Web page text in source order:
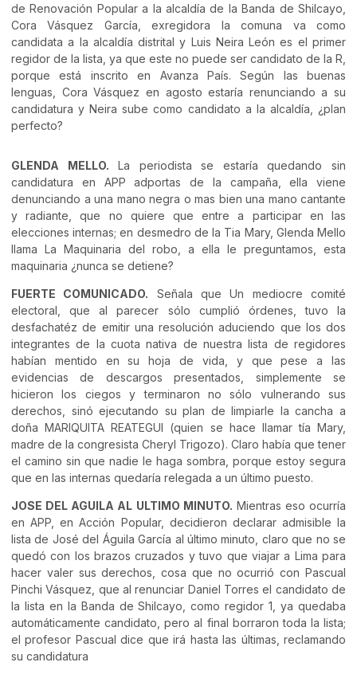
de Renovación Popular a la alcaldía de la Banda de Shilcayo,
Cora Vásquez García, exregidora la comuna va como
candidata a la alcaldía distrital y Luis Neira León es el primer
regidor de la lista, ya que este no puede ser candidato de la R,
porque está inscrito en Avanza País. Según las buenas
lenguas, Cora Vásquez en agosto estaría renunciando a su
candidatura y Neira sube como candidato a la alcaldía, ¿plan
perfecto?
GLENDA MELLO. La periodista se estaría quedando sin
candidatura en APP adportas de la campaña, ella viene
denunciando a una mano negra o mas bien una mano cantante
y radiante, que no quiere que entre a participar en las
elecciones internas; en desmedro de la Tia Mary, Glenda Mello
llama La Maquinaria del robo, a ella le preguntamos, esta
maquinaria ¿nunca se detiene?
FUERTE COMUNICADO. Señala que Un mediocre comité
electoral, que al parecer sólo cumplió órdenes, tuvo la
desfachatéz de emitir una resolución aduciendo que los dos
integrantes de la cuota nativa de nuestra lista de regidores
habían mentido en su hoja de vida, y que pese a las
evidencias de descargos presentados, simplemente se
hicieron los ciegos y terminaron no sólo vulnerando sus
derechos, sinó ejecutando su plan de limpiarle la cancha a
doña MARIQUITA REATEGUI (quien se hace llamar tía Mary,
madre de la congresista Cheryl Trigozo). Claro había que tener
el camino sin que nadie le haga sombra, porque estoy segura
que en las internas quedaría relegada a un último puesto.
JOSE DEL AGUILA AL ULTIMO MINUTO. Mientras eso ocurría
en APP, en Acción Popular, decidieron declarar admisible la
lista de José del Águila García al último minuto, claro que no se
quedó con los brazos cruzados y tuvo que viajar a Lima para
hacer valer sus derechos, cosa que no ocurrió con Pascual
Pinchi Vásquez, que al renunciar Daniel Torres el candidato de
la lista en la Banda de Shilcayo, como regidor 1, ya quedaba
automáticamente candidato, pero al final borraron toda la lista;
el profesor Pascual dice que irá hasta las últimas, reclamando
su candidatura